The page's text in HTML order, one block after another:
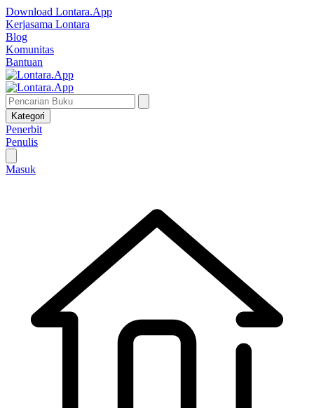
Download Lontara.App
Kerjasama Lontara
Blog
Komunitas
Bantuan
Kategori
Penerbit
Penulis
Masuk